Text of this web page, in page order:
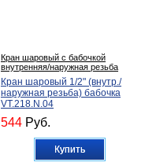
Кран шаровый с бабочкой
внутренняя/наружная резьба
Кран шаровый 1/2" (внутр./
наружная резьба) бабочка
VT.218.N.04
544 Руб.
Купить